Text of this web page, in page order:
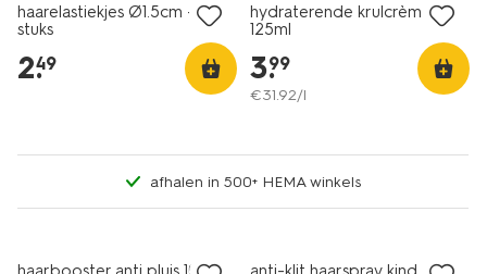
haarelastiekjes Ø1.5cm - 300
stuks
2.
49
hydraterende krulcrème
125ml
3.
99
€31.92/l
afhalen in 500+ HEMA winkels
vegan